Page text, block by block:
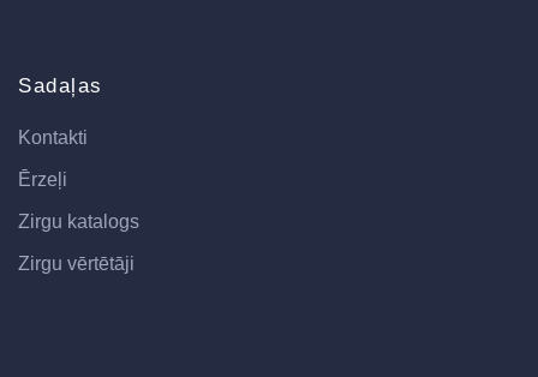
Sadaļas
Kontakti
Ērzeļi
Zirgu katalogs
Zirgu vērtētāji